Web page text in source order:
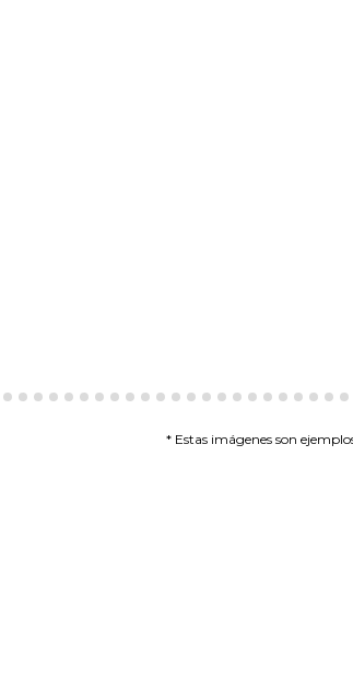
* Estas imágenes son